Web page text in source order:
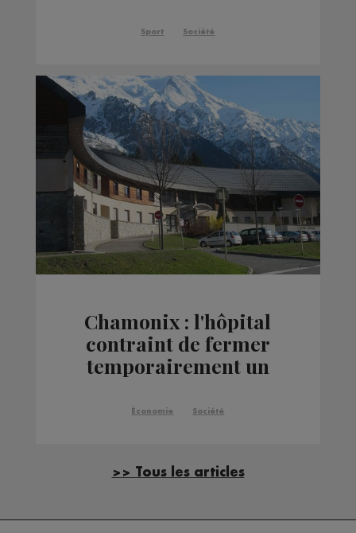
ouvertes
Sport Société
Chamonix : l'hôpital
contraint de fermer
temporairement un
Économie Société
>> Tous les articles